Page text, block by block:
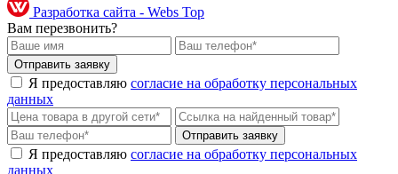
Разработка сайта - Webs Top
Вам перезвонить?
Я предоставляю согласие на обработку персональных
данных
Я предоставляю согласие на обработку персональных
данных